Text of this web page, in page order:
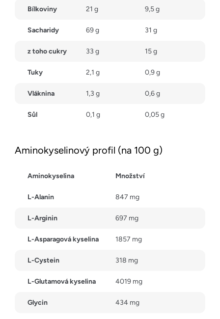
Bílkoviny 21 g 9,5 g
Sacharidy 69 g 31 g
z toho cukry 33 g 15 g
Tuky 2,1 g 0,9 g
Vláknina 1,3 g 0,6 g
Sůl 0,1 g 0,05 g
Aminokyselinový profil (na 100 g)
Aminokyselina Množství
L-Alanin 847 mg
L-Arginin 697 mg
L-Asparagová kyselina 1857 mg
L-Cystein 318 mg
L-Glutamová kyselina 4019 mg
Glycin 434 mg